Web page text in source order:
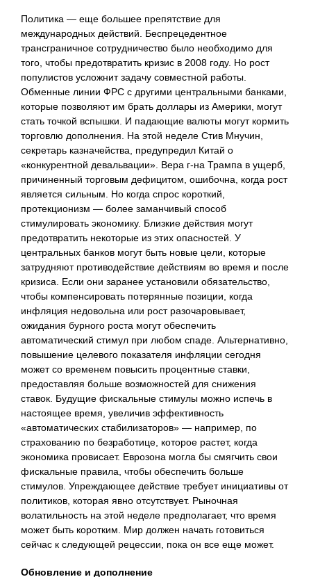
Политика — еще большее препятствие для
международных действий. Беспрецедентное
трансграничное сотрудничество было необходимо для
того, чтобы предотвратить кризис в 2008 году. Но рост
популистов усложнит задачу совместной работы.
Обменные линии ФРС с другими центральными банками,
которые позволяют им брать доллары из Америки, могут
стать точкой вспышки. И падающие валюты могут кормить
торговлю дополнения. На этой неделе Стив Мнучин,
секретарь казначейства, предупредил Китай о
«конкурентной девальвации». Вера г-на Трампа в ущерб,
причиненный торговым дефицитом, ошибочна, когда рост
является сильным. Но когда спрос короткий,
протекционизм — более заманчивый способ
стимулировать экономику. Близкие действия могут
предотвратить некоторые из этих опасностей. У
центральных банков могут быть новые цели, которые
затрудняют противодействие действиям во время и после
кризиса. Если они заранее установили обязательство,
чтобы компенсировать потерянные позиции, когда
инфляция недовольна или рост разочаровывает,
ожидания бурного роста могут обеспечить
автоматический стимул при любом спаде. Альтернативно,
повышение целевого показателя инфляции сегодня
может со временем повысить процентные ставки,
предоставляя больше возможностей для снижения
ставок. Будущие фискальные стимулы можно испечь в
настоящее время, увеличив эффективность
«автоматических стабилизаторов» — например, по
страхованию по безработице, которое растет, когда
экономика провисает. Еврозона могла бы смягчить свои
фискальные правила, чтобы обеспечить больше
стимулов. Упреждающее действие требует инициативы от
политиков, которая явно отсутствует. Рыночная
волатильность на этой неделе предполагает, что время
может быть коротким. Мир должен начать готовиться
сейчас к следующей рецессии, пока он все еще может.
Обновление и дополнение